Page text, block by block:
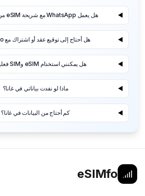
هل يعمل WhatsApp مع شريحة eSIM من eSIMfo؟
هل أحتاج إلى توقيع عقد أو اشتراك مع eSIMfo؟
هل يمكنني استخدام eSIM وSIM فعلية معًا؟
ماذا لو نفدت بياناتي في غانا؟
كم أحتاج من البيانات في غانا؟
eSIMfo